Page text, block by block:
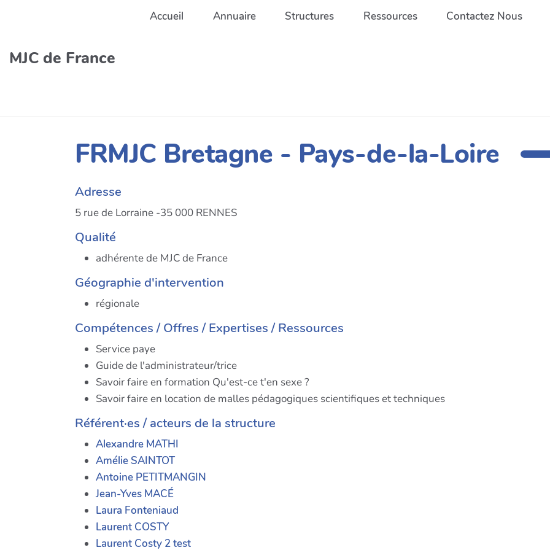
MJC de France
Accueil Annuaire Structures Ressources Contactez Nous
FRMJC Bretagne - Pays-de-la-Loire
Adresse
5 rue de Lorraine -35 000 RENNES
Qualité
adhérente de MJC de France
Géographie d'intervention
régionale
Compétences / Offres / Expertises / Ressources
Service paye
Guide de l'administrateur/trice
Savoir faire en formation Qu'est-ce t'en sexe ?
Savoir faire en location de malles pédagogiques scientifiques et techniques
Référent·es / acteurs de la structure
Alexandre MATHI
Amélie SAINTOT
Antoine PETITMANGIN
Jean-Yves MACÉ
Laura Fonteniaud
Laurent COSTY
Laurent Costy 2 test